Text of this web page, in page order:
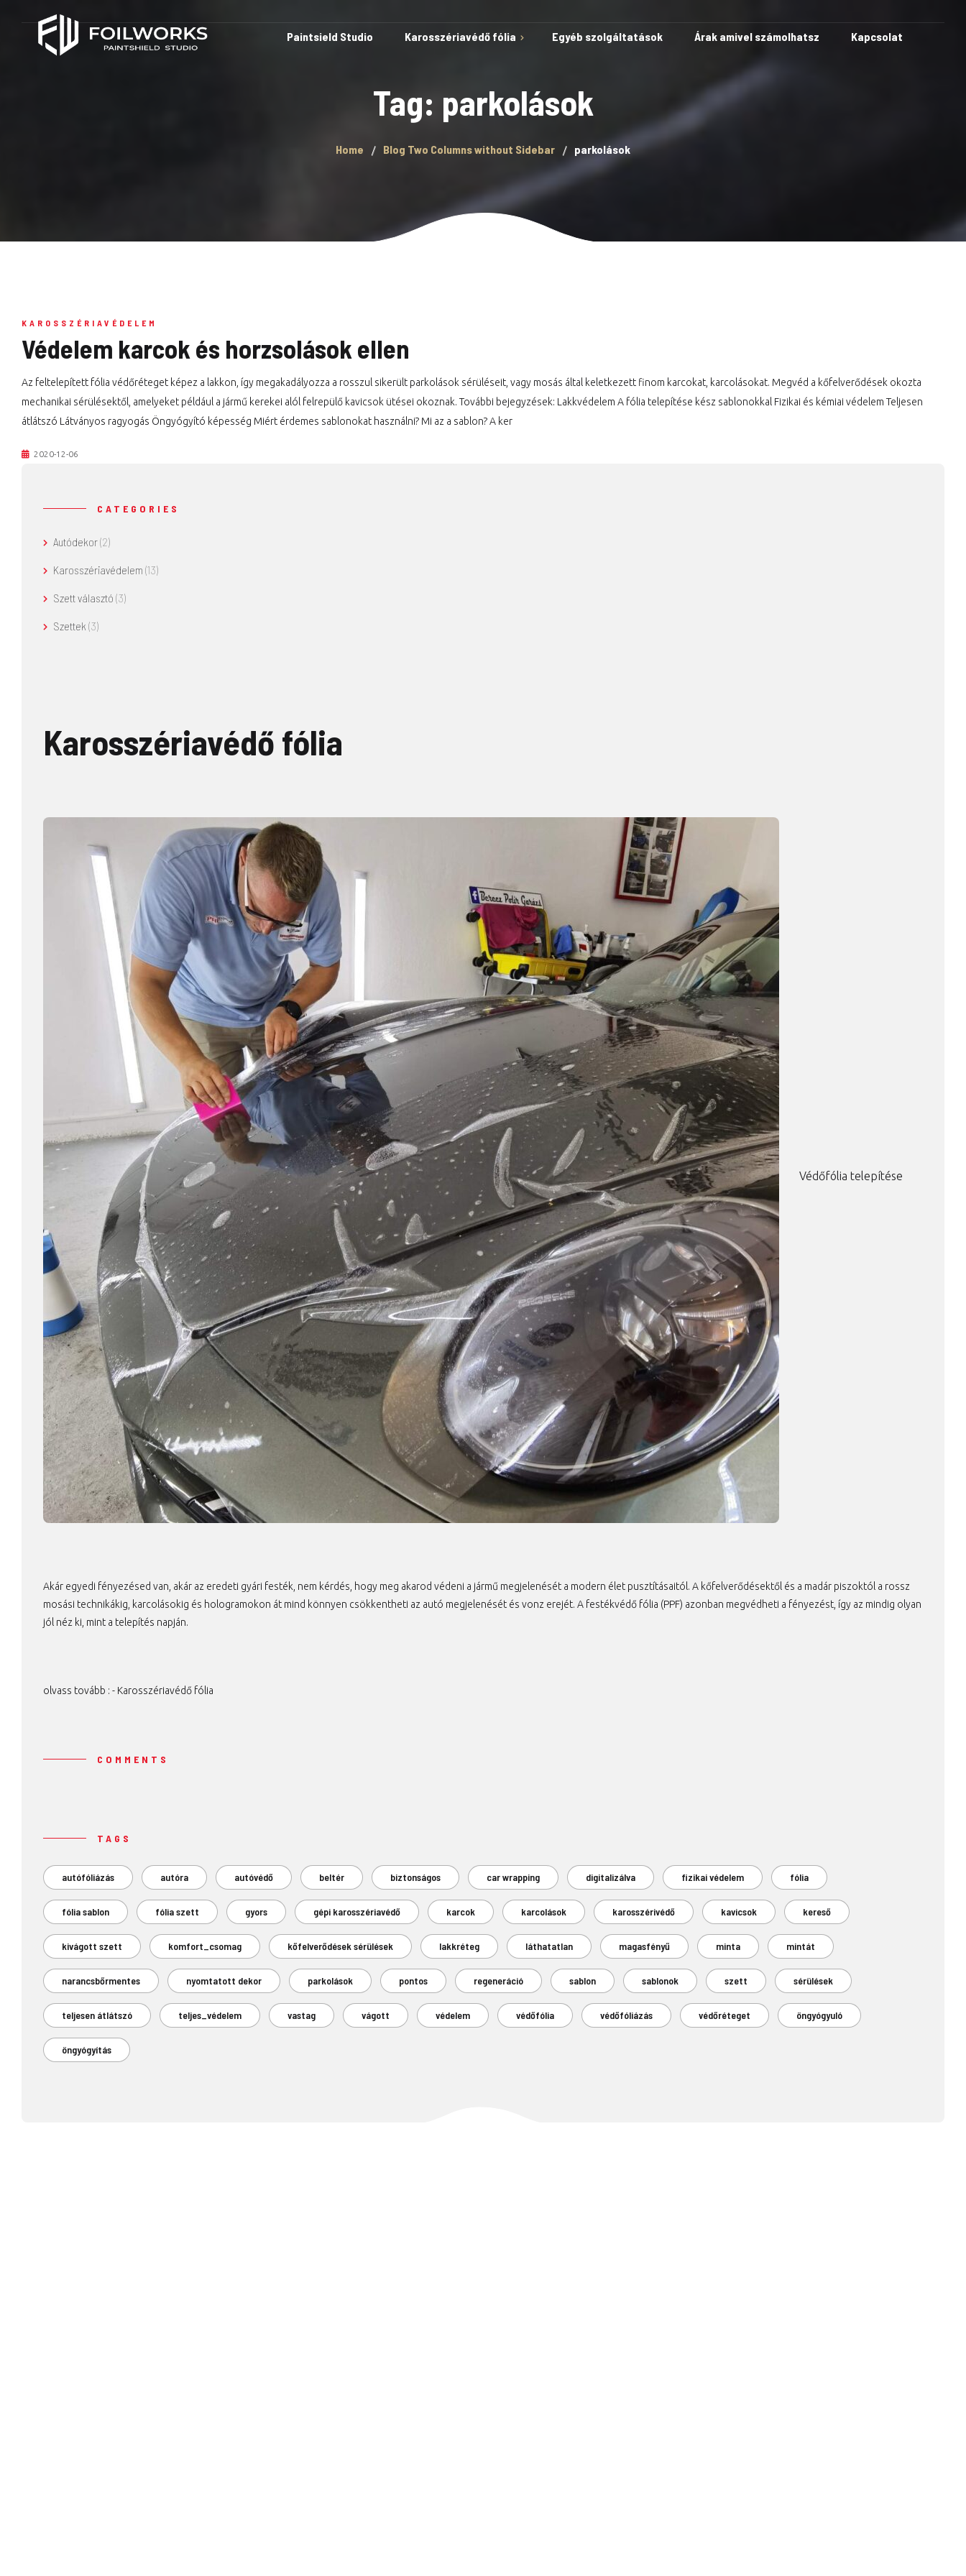
Paintsield Studio Karosszériavédő fólia
horzsolások ellen
Matt védőfólia
Miért jó a sablonok
Egyéb szolgáltatások Árak amivel számolhatsz Kapcsolat
Tag: parkolások
Home Blog Two Columns without Sidebar parkolások
KAROSSZÉRIAVÉDELEM
Védelem karcok és horzsolások ellen
Az feltelepített fólia védőréteget képez a lakkon, így megakadályozza a rosszul sikerült parkolások sérüléseit, vagy mosás által keletkezett finom karcokat, karcolásokat. Megvéd a kőfelverődések okozta
mechanikai sérülésektől, amelyeket például a jármű kerekei alól felrepülő kavicsok ütései okoznak. További bejegyzések: Lakkvédelem A fólia telepítése kész sablonokkal Fizikai és kémiai védelem Teljesen
átlátszó Látványos ragyogás Öngyógyító képesség Miért érdemes sablonokat használni? Mi az a sablon? A ker
2020-12-06
CATEGORIES
Autódekor(2)
Karosszériavédelem (13)
Szett választó (3)
Szettek (3)
Karosszériavédő fólia
Védőfólia telepítése
Akár egyedi fényezésed van, akár az eredeti gyári festék, nem kérdés, hogy meg akarod védeni a jármű megjelenését a modern élet pusztításaitól. A kőfelverődésektől és a madár piszoktól a rossz
mosási technikákig, karcolásokig és hologramokon át mind könnyen csökkentheti az autó megjelenését és vonz erejét. A festékvédő fólia (PPF) azonban megvédheti a fényezést, így az mindig olyan
jól néz ki, mint a telepítés napján.
olvass tovább : - Karosszériavédő fólia
COMMENTS
TAGS
autófóliázás autóra autóvédő beltér biztonságos car wrapping digitalizálva fizikai védelem fólia
fólia sablon fólia szett gyors gépi karosszériavédő karcok karcolások karosszérivédő kavicsok kereső
kivágott szett komfort_csomag kőfelverődések sérülések lakkréteg láthatatlan magasfényű minta mintát
narancsbőrmentes nyomtatott dekor parkolások pontos regeneráció sablon sablonok szett sérülések
teljesen átlátszó teljes_védelem vastag vágott védelem védőfólia védőfóliázás védőréteget öngyógyuló
öngyógyítás